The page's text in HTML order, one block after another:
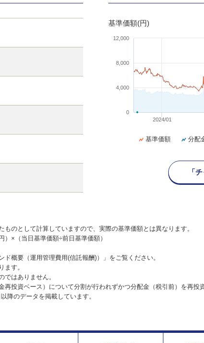
基準価額(円)
2024/01
0
4,000
8,000
12,000
基準価額 分配
「
のとして計算していますので、実際の基準価額とは異なります。
×（当日基準価額÷前日基準価額）
概要（運用管理費用(信託報酬)）」をご覧ください。
す。
はありません。
投資ベース）について分割が行われずかつ分配金（税引前）を再投
降のデータを掲載しています。